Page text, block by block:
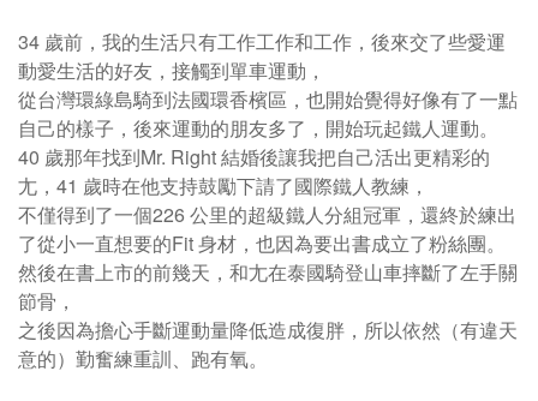
34 歲前，我的生活只有工作工作和工作，後來交了些愛運
動愛生活的好友，接觸到單車運動，
從台灣環綠島騎到法國環香檳區，也開始覺得好像有了一點
自己的樣子，後來運動的朋友多了，開始玩起鐵人運動。
40 歲那年找到Mr. Right 結婚後讓我把自己活出更精彩的
尢，41 歲時在他支持鼓勵下請了國際鐵人教練，
不僅得到了一個226 公里的超級鐵人分組冠軍，還終於練出
了從小一直想要的Fit 身材，也因為要出書成立了粉絲團。
然後在書上市的前幾天，和尢在泰國騎登山車摔斷了左手關
節骨，
之後因為擔心手斷運動量降低造成復胖，所以依然（有違天
意的）勤奮練重訓、跑有氧。